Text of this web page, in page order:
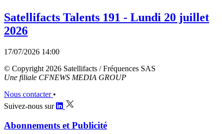
Satellifacts Talents 191 - Lundi 20 juillet
2026
17/07/2026 14:00
© Copyright 2026 Satellifacts / Fréquences SAS
Une filiale CFNEWS MEDIA GROUP
Nous contacter •
Suivez-nous sur
Abonnements et Publicité